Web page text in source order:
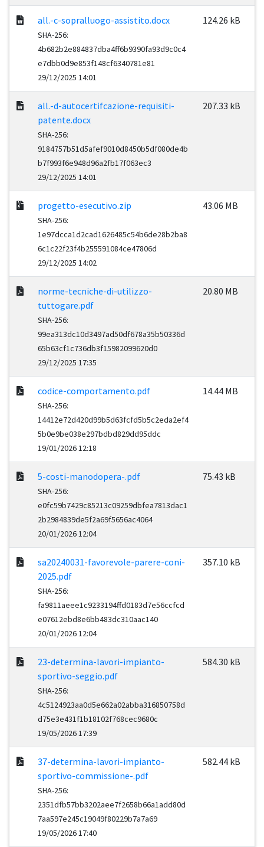
all.-c-sopralluogo-assistito.docx
SHA-256:
4b682b2e884837dba4ff6b9390fa93d9c0c4
e7dbb0d9e853f148cf6340781e81
29/12/2025 14:01
124.26 kB
all.-d-autocertifcazione-requisiti-
patente.docx
SHA-256:
9184757b51d5afef9010d8450b5df080de4b
b7f993f6e948d96a2fb17f063ec3
29/12/2025 14:01
207.33 kB
progetto-esecutivo.zip
SHA-256:
1e97dcca1d2cad1626485c54b6de28b2ba8
6c1c22f23f4b255591084ce47806d
29/12/2025 14:02
43.06 MB
norme-tecniche-di-utilizzo-
tuttogare.pdf
SHA-256:
99ea313dc10d3497ad50df678a35b50336d
65b63cf1c736db3f15982099620d0
29/12/2025 17:35
20.80 MB
codice-comportamento.pdf
SHA-256:
14412e72d420d99b5d63fcfd5b5c2eda2ef4
5b0e9be038e297bdbd829dd95ddc
19/01/2026 12:18
14.44 MB
5-costi-manodopera-.pdf
SHA-256:
e0fc59b7429c85213c09259dbfea7813dac1
2b2984839de5f2a69f5656ac4064
20/01/2026 12:04
75.43 kB
sa20240031-favorevole-parere-coni-
2025.pdf
SHA-256:
fa9811aeee1c9233194ffd0183d7e56ccfcd
e07612ebd8e6bb483dc310aac140
20/01/2026 12:04
357.10 kB
23-determina-lavori-impianto-
sportivo-seggio.pdf
SHA-256:
4c5124923aa0d5e662a02abba316850758d
d75e3e431f1b18102f768cec9680c
19/05/2026 17:39
584.30 kB
37-determina-lavori-impianto-
sportivo-commissione-.pdf
SHA-256:
2351dfb57bb3202aee7f2658b66a1add80d
7aa597e245c19049f80229b7a7a69
19/05/2026 17:40
582.44 kB